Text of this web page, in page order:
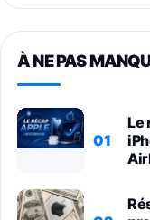
À NE PAS
01
Le